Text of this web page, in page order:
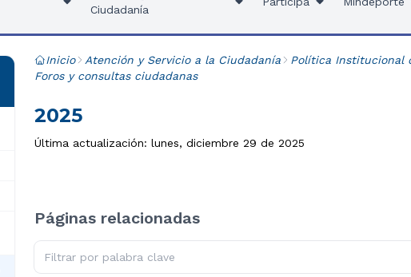
Ciudadanía
Inicio Atención y Servicio a la Ciudadanía
Política Institucional
Foros y consultas ciudadanas
2025
Última actualización: lunes, diciembre 29 de 2025
Páginas relacionadas